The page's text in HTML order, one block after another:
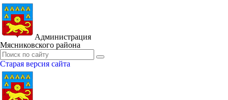
Администрация
Мясниковского района
Старая версия сайта